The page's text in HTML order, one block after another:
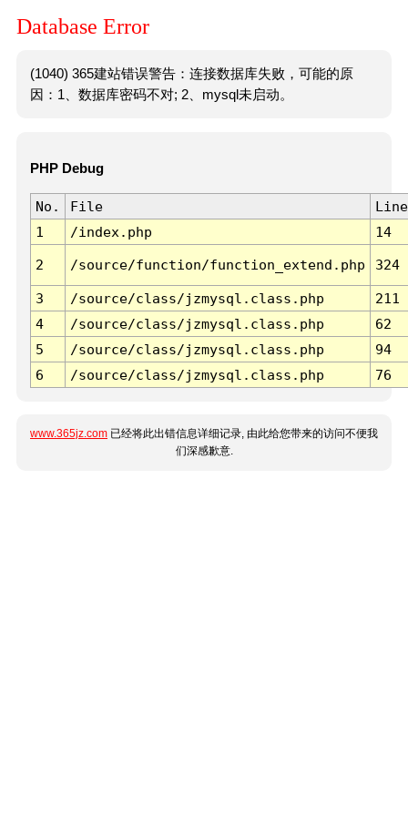
Database Error
(1040) 365建站错误警告：连接数据库失败，可能的原
因：1、数据库密码不对; 2、mysql未启动。
PHP Debug
No. File
Line
1
/index.php 14
2 /source/function/function_extend.php 324
3 /source/class/jzmysql.class.php
211
4
/source/class/jzmysql.class.php
62
5
/source/class/jzmysql.class.php
94
6
/source/class/jzmysql.class.php 76
www.365jz.com 已经将此出错信息详细记录, 由此给您带来的访问不便我
们深感歉意.